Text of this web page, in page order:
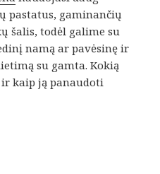
pastatus, gaminančių
šalis, todėl galime su
namą ar pavėsinę ir
su gamta. Kokią
kaip ją panaudoti